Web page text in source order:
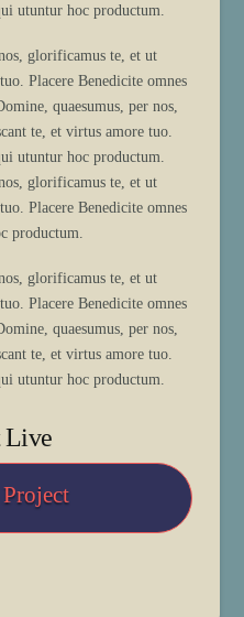
utuntur hoc productum.
glorificamus te, et ut
Placere Benedicite omnes
quaesumus, per nos,
te, et virtus amore tuo.
utuntur hoc productum.
glorificamus te, et ut
Placere Benedicite omnes
productum.
glorificamus te, et ut
Placere Benedicite omnes
quaesumus, per nos,
te, et virtus amore tuo.
utuntur hoc productum.
Live